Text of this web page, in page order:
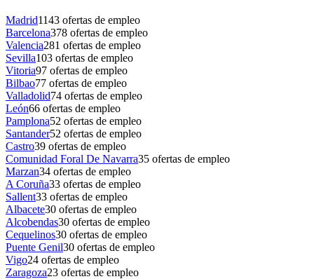
Madrid1143 ofertas de empleo
Barcelona378 ofertas de empleo
Valencia281 ofertas de empleo
Sevilla103 ofertas de empleo
Vitoria97 ofertas de empleo
Bilbao77 ofertas de empleo
Valladolid74 ofertas de empleo
León66 ofertas de empleo
Pamplona52 ofertas de empleo
Santander52 ofertas de empleo
Castro39 ofertas de empleo
Comunidad Foral De Navarra35 ofertas de empleo
Marzan34 ofertas de empleo
A Coruña33 ofertas de empleo
Sallent33 ofertas de empleo
Albacete30 ofertas de empleo
Alcobendas30 ofertas de empleo
Cequelinos30 ofertas de empleo
Puente Genil30 ofertas de empleo
Vigo24 ofertas de empleo
Zaragoza23 ofertas de empleo